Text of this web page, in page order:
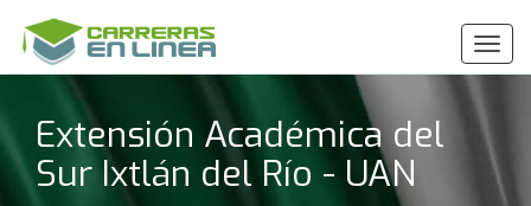
Ver
Menú
Extensión Académica del
Sur Ixtlán del Río - UAN